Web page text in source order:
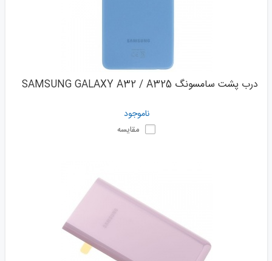
درب پشت سامسونگ SAMSUNG GALAXY A32 / A325
ناموجود
مقایسه